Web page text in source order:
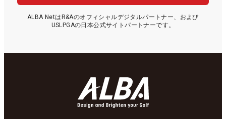
ALBA NetはR&Aのオフィシャルデジタルパートナー、および
USLPGAの日本公式サイトパートナーです。